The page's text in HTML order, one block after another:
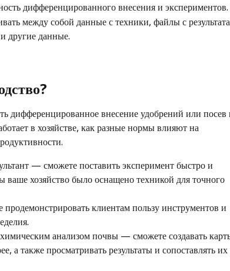
дифференцированного внесения и экспериментов.
между собой данные с техники, файлы с
другие данные.
дифференцированное внесение удобрений или посев
в хозяйстве, как разные нормы влияют на
— сможете поставить эксперимент быстро и
ваше хозяйство было оснащено техникой для точного
клиентам пользу инструментов и
анализом почвы — сможете создавать
а также просматривать результаты и сопоставлять их